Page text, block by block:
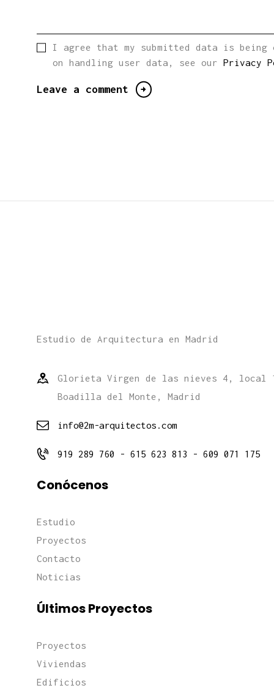
I agree that my submitted data is
on handling user data, see our Privacy
Estudio de Arquitectura en Madrid
Glorieta Virgen de las nieves 4, local
Boadilla del Monte, Madrid
info@2m-arquitectos.com
919 289 760 - 615 623 813 - 609 071 175
Conócenos
Estudio
Proyectos
Contacto
Noticias
Últimos Proyectos
Proyectos
Viviendas
Edificios